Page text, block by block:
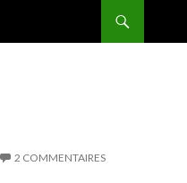
2 COMMENTAIRES